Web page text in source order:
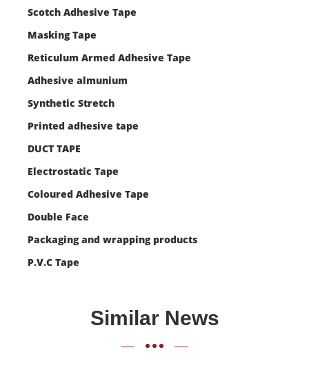
Scotch Adhesive Tape
Masking Tape
Reticulum Armed Adhesive Tape
Adhesive almunium
Synthetic Stretch
Printed adhesive tape
DUCT TAPE
Electrostatic Tape
Coloured Adhesive Tape
Double Face
Packaging and wrapping products
P.V.C Tape
Similar News